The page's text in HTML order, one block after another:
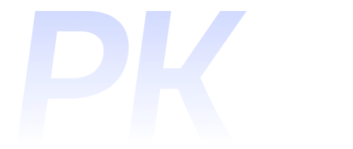
古NLP